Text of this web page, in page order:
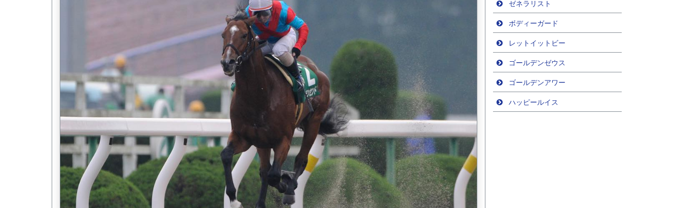
ゼネラリスト
ボディーガード
レットイットビー
ゴールデンゼウス
ゴールデンアワー
ハッピールイス